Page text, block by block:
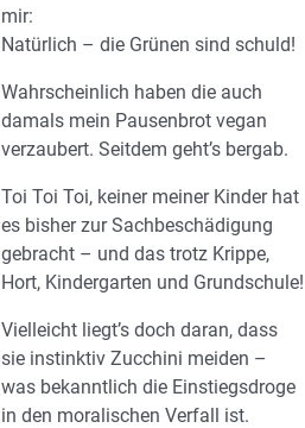
mir:
Natürlich – die Grünen sind schuld!
Wahrscheinlich haben die auch
damals mein Pausenbrot vegan
verzaubert. Seitdem geht’s bergab.
Toi Toi Toi, keiner meiner Kinder hat
es bisher zur Sachbeschädigung
gebracht – und das trotz Krippe,
Hort, Kindergarten und Grundschule!
Vielleicht liegt’s doch daran, dass
sie instinktiv Zucchini meiden –
was bekanntlich die Einstiegsdroge
in den moralischen Verfall ist.